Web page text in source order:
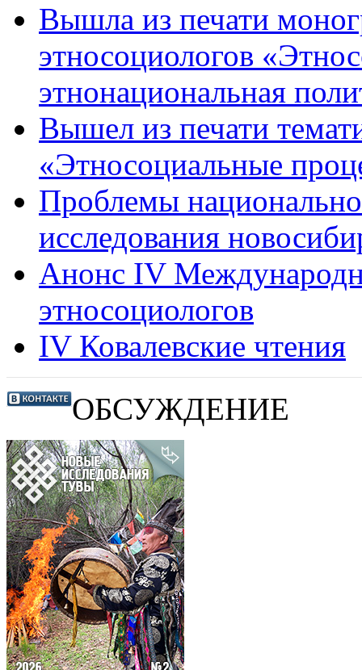
Вышла из печати
этносоциологов
этнонациональная
Вышел из печати
«Этносоциальные
Проблемы
исследования
Анонс IV
этносоциологов
IV Ковалевские чтения
ОБСУЖДЕНИЕ